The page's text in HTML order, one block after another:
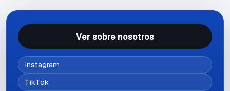
Ver sobre nosotros
Instagram
TikTok